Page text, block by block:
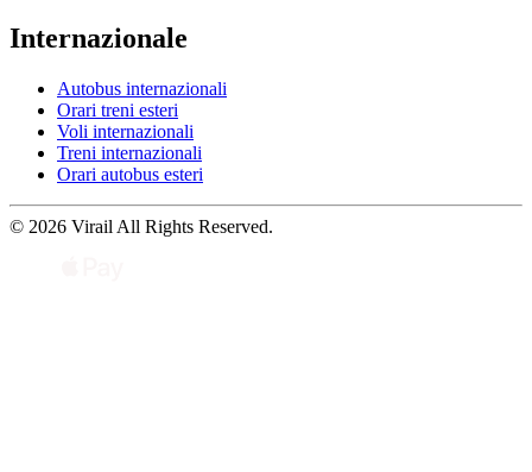
Internazionale
Autobus internazionali
Orari treni esteri
Voli internazionali
Treni internazionali
Orari autobus esteri
© 2026 Virail All Rights Reserved.